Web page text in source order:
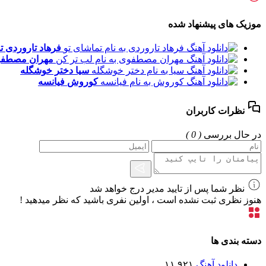
موزیک های پیشنهاد شده
فرهاد تاروردی
مهران
سیا دختر خوشگله
کوروش فیانسه
نظرات کاربران
در حال بررسی ( 0 )
نظر شما پس از تایید مدیر درج خواهد شد
هنوز نظری ثبت نشده است ، اولین نفری باشید که نظر میدهید !
دسته بندی ها